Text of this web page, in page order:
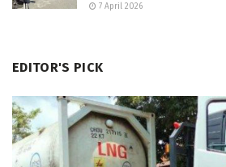
7 April 2026
EDITOR'S PICK